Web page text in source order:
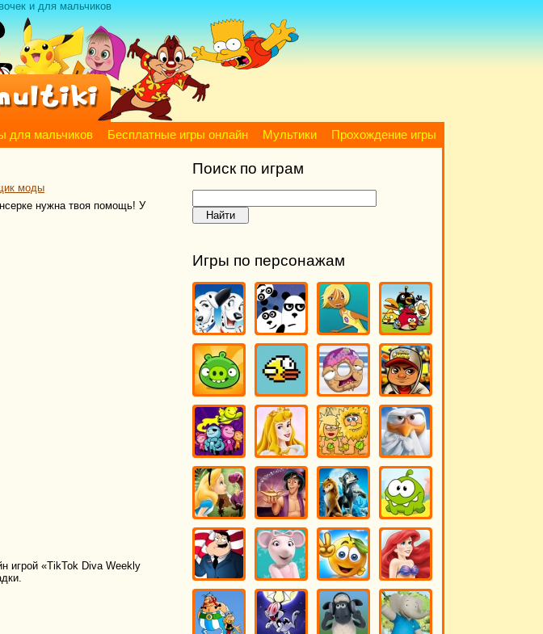
и для мальчиков
для мальчиков Бесплатные игры онлайн Мультики Прохождение игры
моды
нужна твоя помощь! У
игрой «TikTok Diva Weekly
Поиск по играм
Игры по персонажам